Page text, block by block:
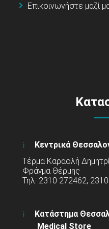
Επικοινωνήστε μαζί
Κεντρικά
Τέρμα Καραολή
Φράγμα Θέρμης
Τηλ: 2310 272462,
Κατάστημα
Medical Store